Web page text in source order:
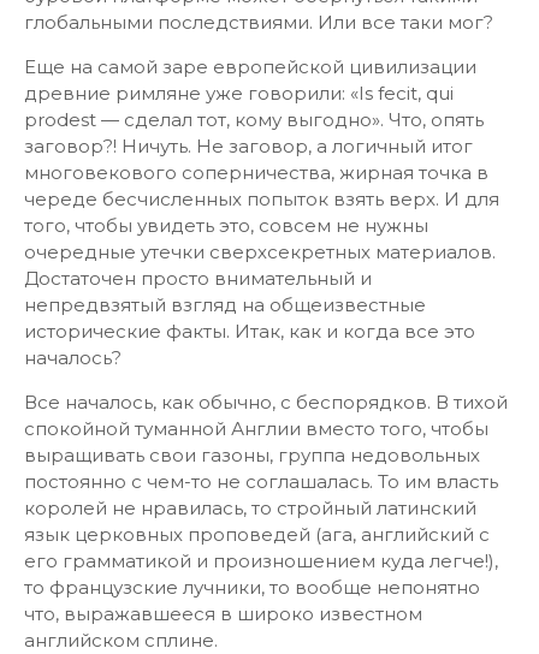
глобальными последствиями. Или все таки мог?
Еще на самой заре европейской цивилизации
древние римляне уже говорили: «Is fecit, qui
prodest — сделал тот, кому выгодно». Что, опять
заговор?! Ничуть. Не заговор, а логичный итог
многовекового соперничества, жирная точка в
череде бесчисленных попыток взять верх. И для
того, чтобы увидеть это, совсем не нужны
очередные утечки сверхсекретных материалов.
Достаточен просто внимательный и
непредвзятый взгляд на общеизвестные
исторические факты. Итак, как и когда все это
началось?
Все началось, как обычно, с беспорядков. В тихой
спокойной туманной Англии вместо того, чтобы
выращивать свои газоны, группа недовольных
постоянно с чем-то не соглашалась. То им власть
королей не нравилась, то стройный латинский
язык церковных проповедей (ага, английский с
его грамматикой и произношением куда легче!),
то французские лучники, то вообще непонятно
что, выражавшееся в широко известном
английском сплине.